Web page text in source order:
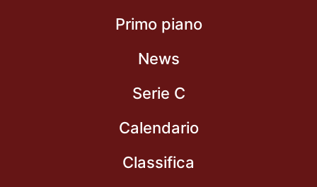
Primo piano
News
Serie C
Calendario
Classifica